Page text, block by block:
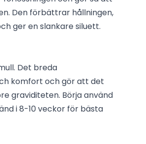
Den förbättrar hållningen,
ger en slankare siluett.
Det breda
komfort och gör att det
graviditeten. Börja använd
i 8-10 veckor för bästa